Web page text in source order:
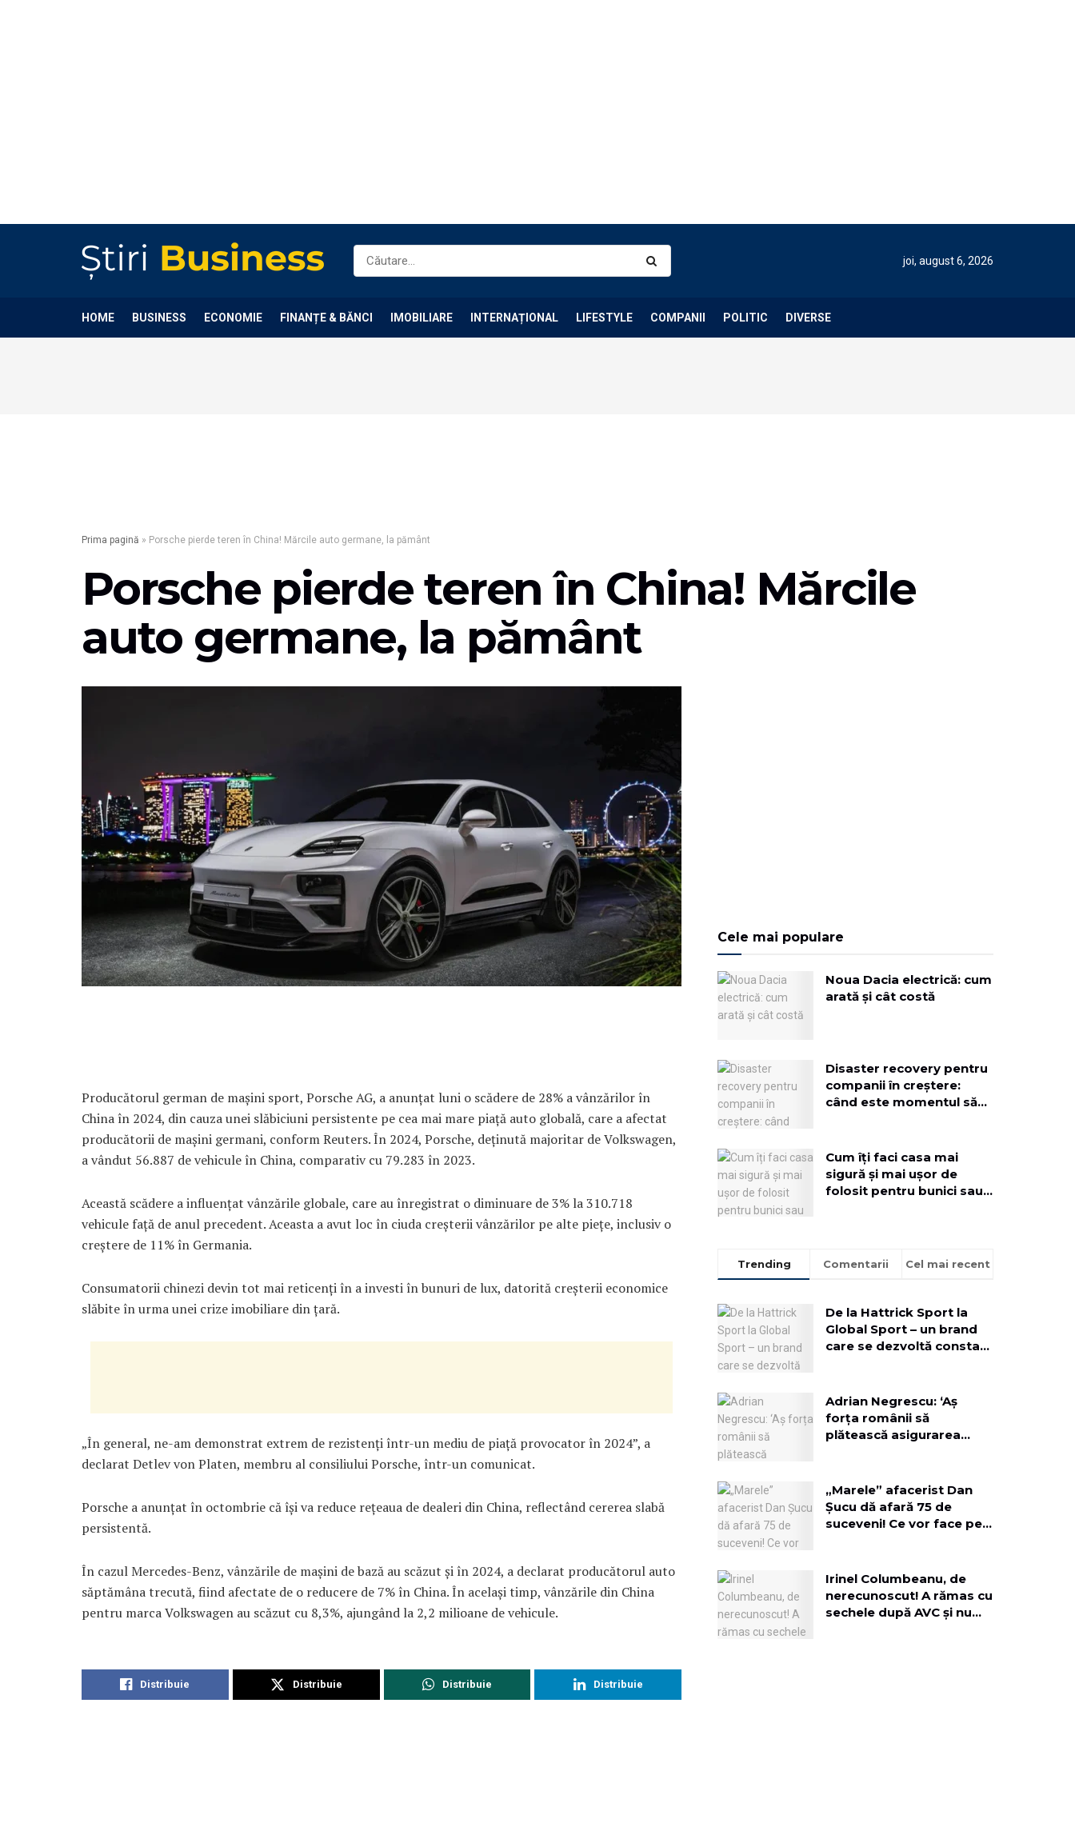
joi, august 6, 2026
HOME BUSINESS ECONOMIE FINANȚE & BĂNCI IMOBILIARE INTERNAȚIONAL LIFESTYLE COMPANII POLITIC DIVERSE
Prima pagină » Porsche pierde teren în China! Mărcile auto germane, la pământ
Porsche pierde teren în China! Mărcile
auto germane, la pământ
Producătorul german de mașini sport, Porsche AG, a anunțat luni o scădere de 28% a vânzărilor în
China în 2024, din cauza unei slăbiciuni persistente pe cea mai mare piață auto globală, care a afectat
producătorii de mașini germani, conform Reuters. În 2024, Porsche, deținută majoritar de Volkswagen,
a vândut 56.887 de vehicule în China, comparativ cu 79.283 în 2023.
Această scădere a influențat vânzările globale, care au înregistrat o diminuare de 3% la 310.718
vehicule față de anul precedent. Aceasta a avut loc în ciuda creșterii vânzărilor pe alte piețe, inclusiv o
creștere de 11% în Germania.
Consumatorii chinezi devin tot mai reticenți în a investi în bunuri de lux, datorită creșterii economice
slăbite în urma unei crize imobiliare din țară.
„În general, ne-am demonstrat extrem de rezistenți într-un mediu de piață provocator în 2024”, a
declarat Detlev von Platen, membru al consiliului Porsche, într-un comunicat.
Porsche a anunțat în octombrie că își va reduce rețeaua de dealeri din China, reflectând cererea slabă
persistentă.
În cazul Mercedes-Benz, vânzările de mașini de bază au scăzut și în 2024, a declarat producătorul auto
săptămâna trecută, fiind afectate de o reducere de 7% în China. În același timp, vânzările din China
pentru marca Volkswagen au scăzut cu 8,3%, ajungând la 2,2 milioane de vehicule.
Distribuie Distribuie Distribuie Distribuie
Cele mai populare
Noua Dacia electrică: cum
arată și cât costă
Disaster recovery pentru
companii în creștere:
când este momentul să
Cum îți faci casa mai
sigură și mai ușor de
folosit pentru bunici sau
Trending Comentarii Cel mai recent
De la Hattrick Sport la
Global Sport – un brand
care se dezvoltă constant
Adrian Negrescu: ‘Aș
forța românii să
plătească asigurarea
„Marele” afacerist Dan
Șucu dă afară 75 de
suceveni! Ce vor face pe
Irinel Columbeanu, de
nerecunoscut! A rămas cu
sechele după AVC și nu